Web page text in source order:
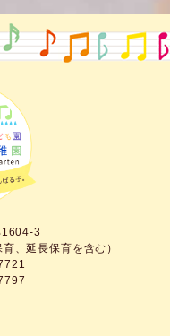
1604-3
、延長保育を含む）